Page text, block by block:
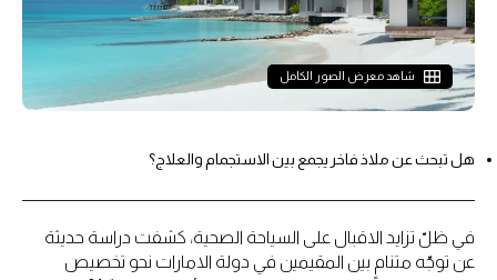
شاهد معرض الصور الكامل
هل تبحث عن ملاذ فاخر يجمع بين الاستجمام والعلاج؟
في ظلّ تزايد الاقبال على السياحة الصحية، كشفت دراسة حديثة
عن توجّه متنامٍ بين المقيمين في دولة الامارات نحو تخصيص